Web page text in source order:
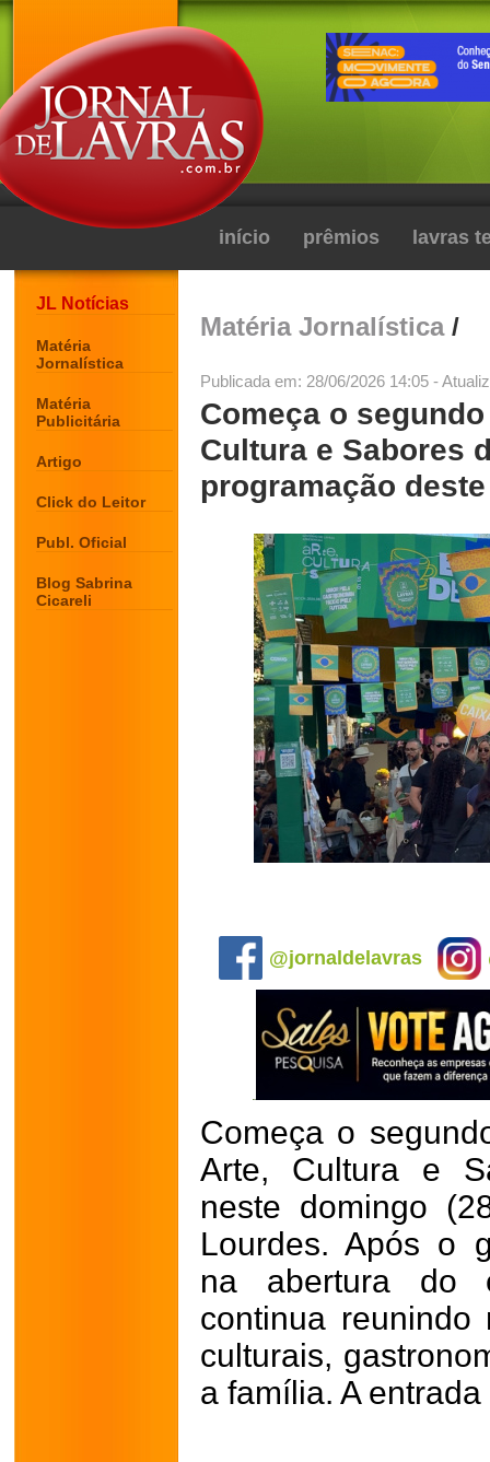
início prêmios lavras
JL Notícias
Matéria
Jornalística
Matéria
Publicitária
Artigo
Click do Leitor
Publ. Oficial
Blog Sabrina
Cicareli
Matéria Jornalística/
Publicada em: 28/06/2026 14:05 -
Começa o
Cultura e Sabores
programação
@jornaldelavras
Começa o
Arte, Cultura e
neste domingo
Lourdes. Após o
na abertura do
continua reunindo
culturais,
a família. A